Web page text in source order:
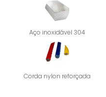
Aço inoxidável 304
Corda nylon reforçada